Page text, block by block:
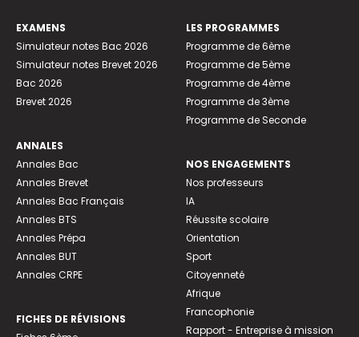
EXAMENS
Simulateur notes Bac 2026
Simulateur notes Brevet 2026
Bac 2026
Brevet 2026
ANNALES
Annales Bac
Annales Brevet
Annales Bac Français
Annales BTS
Annales Prépa
Annales BUT
Annales CRPE
FICHES DE RÉVISIONS
LES PROGRAMMES
Programme de 6ème
Programme de 5ème
Programme de 4ème
Programme de 3ème
Programme de Seconde
NOS ENGAGEMENTS
Nos professeurs
IA
Réussite scolaire
Orientation
Sport
Citoyenneté
Afrique
Francophonie
Rapport - Entreprise à mission